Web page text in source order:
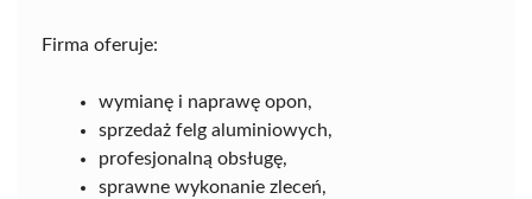
Firma oferuje:
wymianę i naprawę opon,
sprzedaż felg aluminiowych,
profesjonalną obsługę,
sprawne wykonanie zleceń,